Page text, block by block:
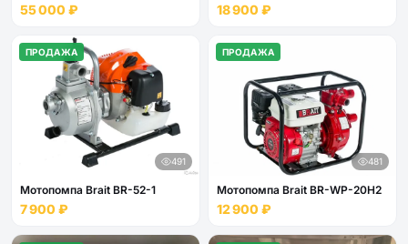
55 000 ₽ 18 900 ₽
ПРОДАЖА
491
Мотопомпа Brait BR-52-1
7 900 ₽
ПРОДАЖА
481
Мотопомпа Brait BR-WP-20Н2
12 900 ₽